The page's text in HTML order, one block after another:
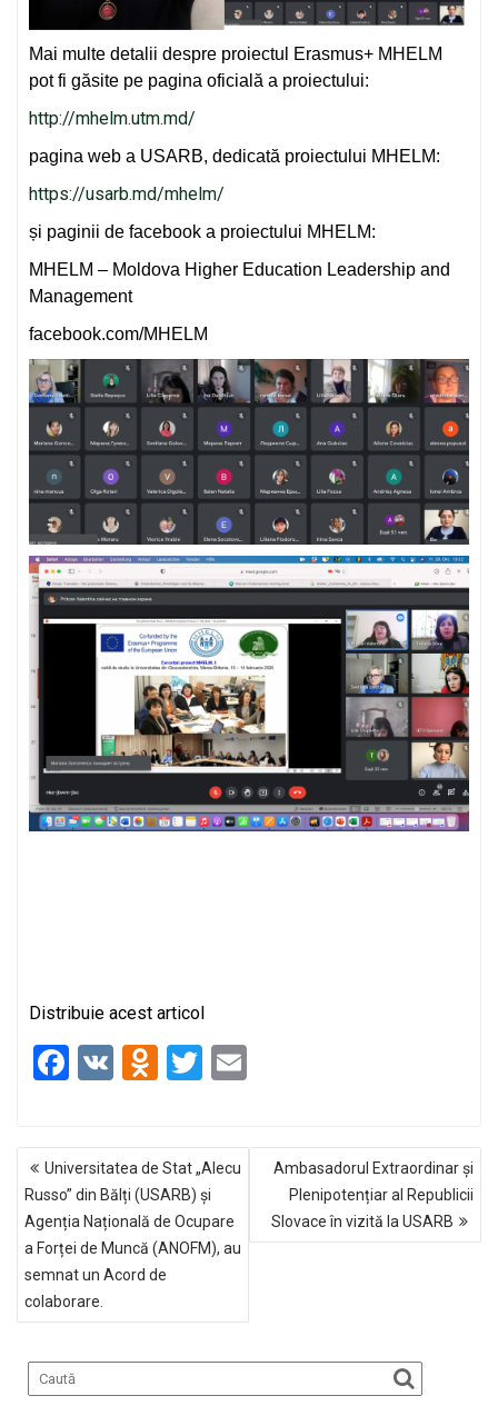
Mai multe detalii despre proiectul Erasmus+ MHELM
pot fi găsite pe pagina oficială a proiectului:
http://mhelm.utm.md/
pagina web a USARB, dedicată proiectului MHELM:
https://usarb.md/mhelm/
și paginii de facebook a proiectului MHELM:
MHELM – Moldova Higher Education Leadership and
Management
facebook.com/MHELM
Distribuie acest articol
F
b
o
o
k
V
O
o
kl
a
ss
ni
T
er
NAVIGARE
ÎN
ARTICOLE
Universitatea de Stat „Alecu
Russo” din Bălți (USARB) și
Agenția Națională de Ocupare
a Forței de Muncă (ANOFM), au
semnat un Acord de
colaborare.
Ambasadorul Extraordinar și
Plenipotențiar al Republicii
Slovace în vizită la USARB